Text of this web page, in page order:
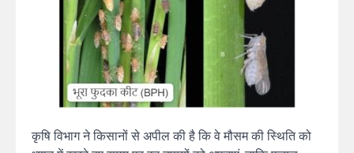
कृषि विभाग ने किसानों से अपील की है कि वे मौसम की स्थिति को